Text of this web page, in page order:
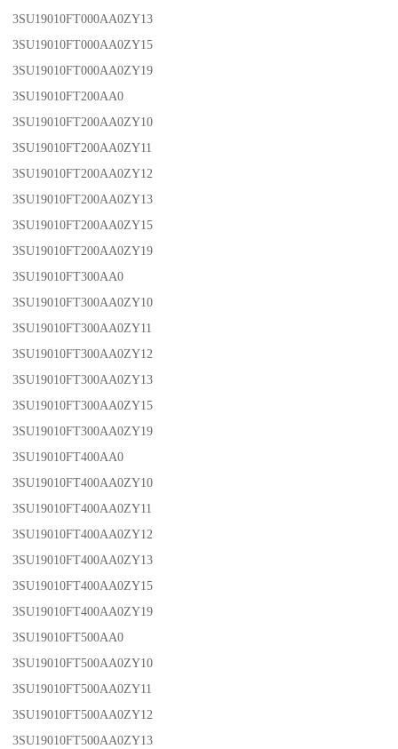
3SU19010FT000AA0ZY13
3SU19010FT000AA0ZY15
3SU19010FT000AA0ZY19
3SU19010FT200AA0
3SU19010FT200AA0ZY10
3SU19010FT200AA0ZY11
3SU19010FT200AA0ZY12
3SU19010FT200AA0ZY13
3SU19010FT200AA0ZY15
3SU19010FT200AA0ZY19
3SU19010FT300AA0
3SU19010FT300AA0ZY10
3SU19010FT300AA0ZY11
3SU19010FT300AA0ZY12
3SU19010FT300AA0ZY13
3SU19010FT300AA0ZY15
3SU19010FT300AA0ZY19
3SU19010FT400AA0
3SU19010FT400AA0ZY10
3SU19010FT400AA0ZY11
3SU19010FT400AA0ZY12
3SU19010FT400AA0ZY13
3SU19010FT400AA0ZY15
3SU19010FT400AA0ZY19
3SU19010FT500AA0
3SU19010FT500AA0ZY10
3SU19010FT500AA0ZY11
3SU19010FT500AA0ZY12
3SU19010FT500AA0ZY13